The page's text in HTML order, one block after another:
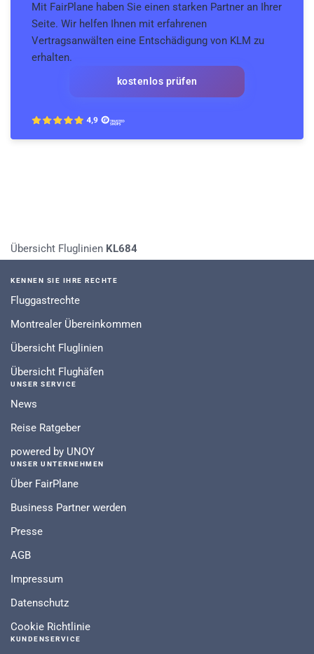
Mit FairPlane haben Sie einen starken Partner an Ihrer
Seite. Wir helfen Ihnen mit erfahrenen
Vertragsanwälten eine Entschädigung von KLM zu
erhalten.
kostenlos prüfen
Übersicht Fluglinien KL684
KENNEN SIE IHRE RECHTE
Fluggastrechte
Montrealer Übereinkommen
Übersicht Fluglinien
Übersicht Flughäfen
UNSER SERVICE
News
Reise Ratgeber
powered by UNOY
UNSER UNTERNEHMEN
Über FairPlane
Business Partner werden
Presse
AGB
Impressum
Datenschutz
Cookie Richtlinie
KUNDENSERVICE